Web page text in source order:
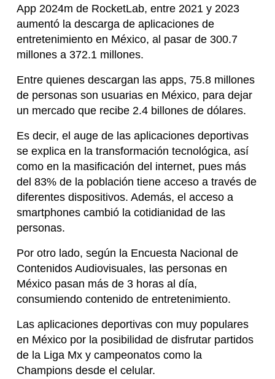
App 2024m de RocketLab, entre 2021 y 2023
aumentó la descarga de aplicaciones de
entretenimiento en México, al pasar de 300.7
millones a 372.1 millones.
Entre quienes descargan las apps, 75.8 millones
de personas son usuarias en México, para dejar
un mercado que recibe 2.4 billones de dólares.
Es decir, el auge de las aplicaciones deportivas
se explica en la transformación tecnológica, así
como en la masificación del internet, pues más
del 83% de la población tiene acceso a través de
diferentes dispositivos. Además, el acceso a
smartphones cambió la cotidianidad de las
personas.
Por otro lado, según la Encuesta Nacional de
Contenidos Audiovisuales, las personas en
México pasan más de 3 horas al día,
consumiendo contenido de entretenimiento.
Las aplicaciones deportivas con muy populares
en México por la posibilidad de disfrutar partidos
de la Liga Mx y campeonatos como la
Champions desde el celular.